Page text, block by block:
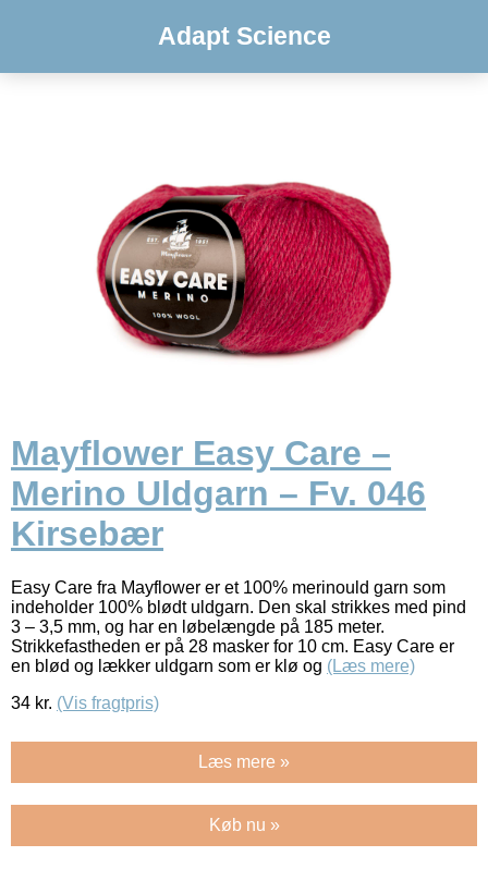
Adapt Science
Mayflower Easy Care –
Merino Uldgarn – Fv. 046
Kirsebær
Easy Care fra Mayflower er et 100% merinould garn som
indeholder 100% blødt uldgarn. Den skal strikkes med pind
3 – 3,5 mm, og har en løbelængde på 185 meter.
Strikkefastheden er på 28 masker for 10 cm. Easy Care er
en blød og lækker uldgarn som er klø og (Læs mere)
34 kr. (Vis fragtpris)
Læs mere »
Køb nu »